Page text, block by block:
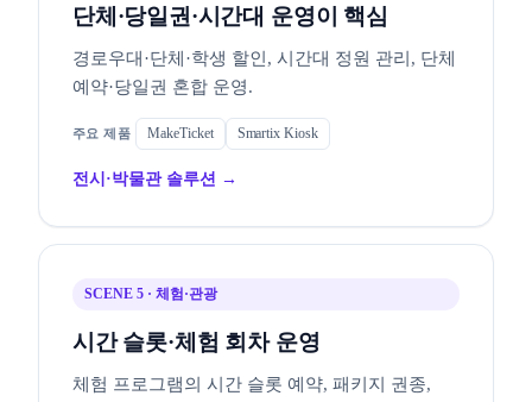
단체·당일권·시간대 운영이 핵심
경로우대·단체·학생 할인, 시간대 정원 관리, 단체
예약·당일권 혼합 운영.
MakeTicket Smartix Kiosk
전시·박물관 솔루션 →
SCENE 5 · 체험·관광
시간 슬롯·체험 회차 운영
체험 프로그램의 시간 슬롯 예약, 패키지 권종,